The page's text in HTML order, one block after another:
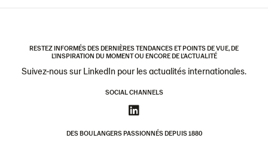
RESTEZ INFORMÉS DES DERNIÈRES TENDANCES ET POINTS DE VUE, DE
L'INSPIRATION DU MOMENT OU ENCORE DE L'ACTUALITÉ
Suivez-nous sur LinkedIn pour les actualités internationales.
SOCIAL CHANNELS
DES BOULANGERS PASSIONNÉS DEPUIS 1880